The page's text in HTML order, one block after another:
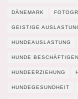
DÄNEMARK
GEISTIGE
HUNDEAUSLASTUNG
HUNDE BESCHÄFTIGEN
HUNDEERZIEHUNG
HUNDEGESUNDHEIT